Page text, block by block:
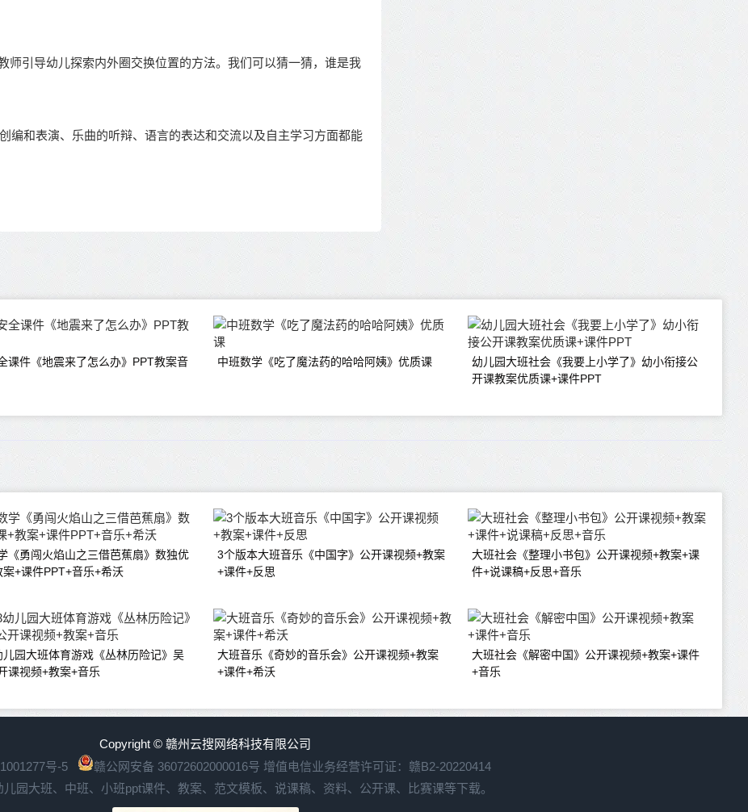
师引导幼儿探索内外圈交换位置的方法。我们可以猜一猜，谁是我
编和表演、乐曲的听辩、语言的表达和交流以及自主学习方面都能
课件《地震来了怎么办》PPT教案音
中班数学《吃了魔法药的哈哈阿姨》优质课
幼儿园大班社会《我要上小学了》幼小衔接公
开课教案优质课+课件PPT
《勇闯火焰山之三借芭蕉扇》数独优
案+课件PPT+音乐+希沃
3个版本大班音乐《中国字》公开课视频+教案
+课件+反思
大班社会《整理小书包》公开课视频+教案+课
件+说课稿+反思+音乐
儿园大班体育游戏《丛林历险记》吴
课视频+教案+音乐
大班音乐《奇妙的音乐会》公开课视频+教案
+课件+希沃
大班社会《解密中国》公开课视频+教案+课件
+音乐
Copyright © 赣州云搜网络科技有限公司
号-5
赣公网安备 36072602000016号 增值电信业务经营许可证：赣B2-20220414
园大班、中班、小班ppt课件、教案、范文模板、说课稿、资料、公开课、比赛课等下载。